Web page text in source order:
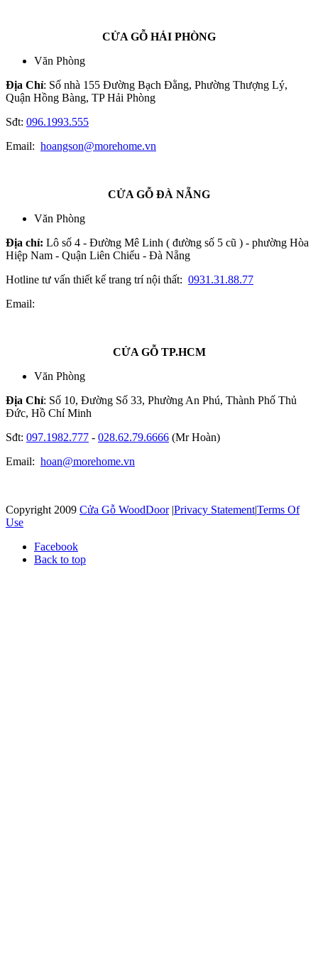
CỬA GỖ HẢI PHÒNG
Văn Phòng
Địa Chỉ: Số nhà 155 Đường Bạch Đằng, Phường Thượng Lý,
Quận Hồng Bàng, TP Hải Phòng
Sđt: 096.1993.555
Email: hoangson@morehome.vn
CỬA GỖ ĐÀ NẴNG
Văn Phòng
Địa chỉ: Lô số 4 - Đường Mê Linh ( đường số 5 cũ ) - phường Hòa
Hiệp Nam - Quận Liên Chiểu - Đà Nẵng
Hotline tư vấn thiết kế trang trí nội thất: 0931.31.88.77
Email:
CỬA GỖ TP.HCM
Văn Phòng
Địa Chỉ: Số 10, Đường Số 33, Phường An Phú, Thành Phố Thủ
Đức, Hồ Chí Minh
Sđt: 097.1982.777 - 028.62.79.6666 (Mr Hoàn)
Email: hoan@morehome.vn
Copyright 2009 Cửa Gỗ WoodDoor |Privacy Statement|Terms Of
Use
Facebook
Back to top